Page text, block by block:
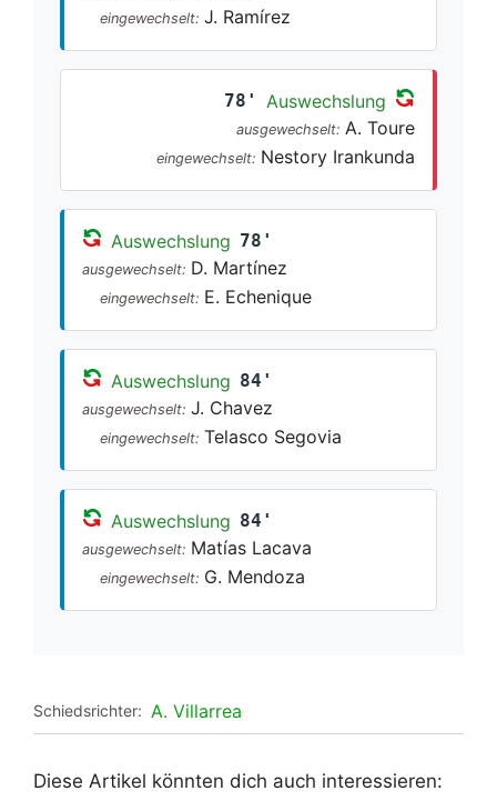
eingewechselt: J. Ramírez
78' Auswechslung
ausgewechselt: A. Toure
eingewechselt: Nestory Irankunda
Auswechslung 78'
ausgewechselt: D. Martínez
eingewechselt: E. Echenique
Auswechslung 84'
ausgewechselt: J. Chavez
eingewechselt: Telasco Segovia
Auswechslung 84'
ausgewechselt: Matías Lacava
eingewechselt: G. Mendoza
Schiedsrichter: A. Villarrea
Diese Artikel könnten dich auch interessieren: